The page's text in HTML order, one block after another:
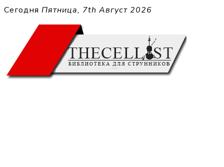
Перейти
содержимому
Сегодня Пятница, 7th Август 2026